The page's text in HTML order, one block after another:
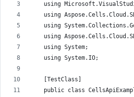
using
using
using
using
    using System;
    using System.IO;
    [TestClass]
public class